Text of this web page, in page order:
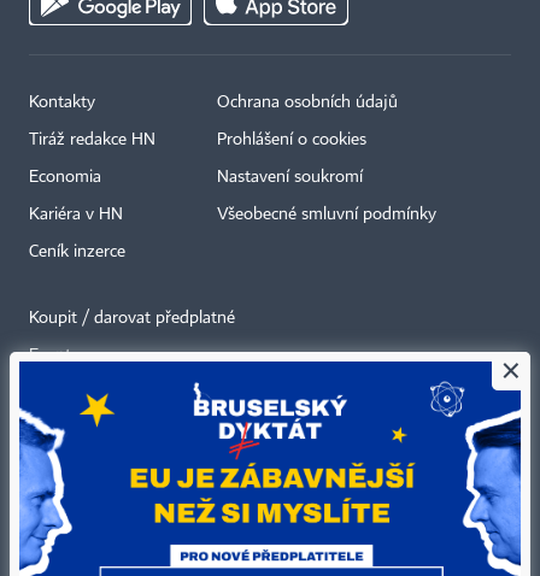
Kontakty
Tiráž redakce HN
Economia
Kariéra v HN
Ceník inzerce
Ochrana osobních údajů
Prohlášení o cookies
Nastavení soukromí
Všeobecné smluvní podmínky
Koupit / darovat předplatné
Eventy
Newslettery
RSS kanály
Autorská práva vykonává vydavatel. Bez písemného svolení vydavatele je
zakázáno jakékoli užití částí nebo celku díla, zejména rozmnožování a šíření
jakýmkoli způsobem, mechanickým nebo elektronickým, v českém nebo
×